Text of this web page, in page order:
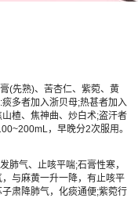
(先熟)、苦杏仁、紫菀、黄
多者加入浙贝母;热甚者加入
楂、焦神曲、炒白术;盗汗者
，早晚分2次服用。
气、止咳平喘;石膏性寒，
与麻黄一升一降，有止咳平
肃降肺气，化痰通便;紫菀行